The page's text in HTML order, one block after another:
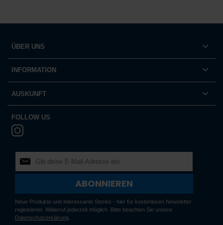
ÜBER UNS
INFORMATION
AUSKUNFT
FOLLOW US
ABONNIEREN
Neue Produkte und interessante Stories - hier für kostenlosen Newsletter
registrieren. Widerruf jederzeit möglich. Bitte beachten Sie unsere
Datenschutzerklärung